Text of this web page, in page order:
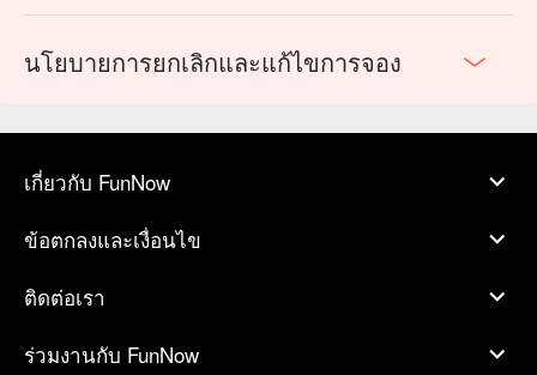
นโยบายการยกเลิกและแก้ไขการจอง
เกี่ยวกับ FunNow
ข้อตกลงและเงื่อนไข
ติดต่อเรา
ร่วมงานกับ FunNow